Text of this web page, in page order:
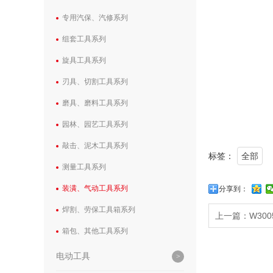
专用汽保、汽修系列
组套工具系列
旋具工具系列
刃具、切割工具系列
磨具、磨料工具系列
园林、园艺工具系列
敲击、泥木工具系列
测量工具系列
装潢、气动工具系列
焊割、劳保工具箱系列
箱包、其他工具系列
电动工具
标签： 全部
分享到：
上一篇：